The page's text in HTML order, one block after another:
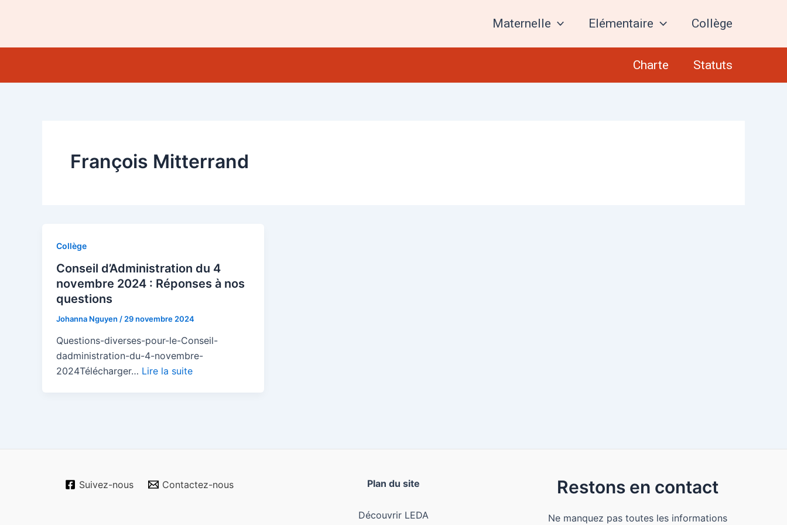
Maternelle Elémentaire Collège
Charte Statuts
François Mitterrand
Collège
Conseil d’Administration du 4
novembre 2024 : Réponses à nos
questions
Johanna Nguyen / 29 novembre 2024
Questions-diverses-pour-le-Conseil-
dadministration-du-4-novembre-
2024Télécharger… Lire la suite
Suivez-nous Contactez-nous Plan du site
Découvrir LEDA
Restons en contact
Ne manquez pas toutes les informations